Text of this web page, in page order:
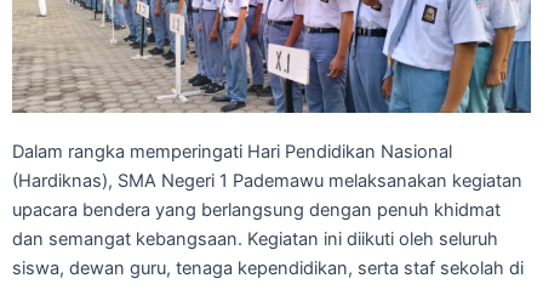
Dalam rangka memperingati Hari Pendidikan Nasional
(Hardiknas), SMA Negeri 1 Pademawu melaksanakan kegiatan
upacara bendera yang berlangsung dengan penuh khidmat
dan semangat kebangsaan. Kegiatan ini diikuti oleh seluruh
siswa, dewan guru, tenaga kependidikan, serta staf sekolah di